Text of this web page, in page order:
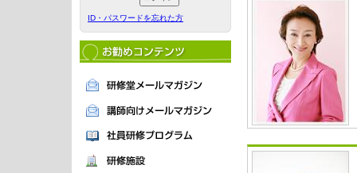
ID・パスワードを忘れた方